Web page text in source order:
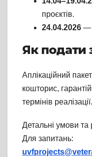
проєктів.
24.04.2026 —
Як подати
Аплікаційний
кошторис,
термінів реалізації.
Детальні умови та
Для запитань: